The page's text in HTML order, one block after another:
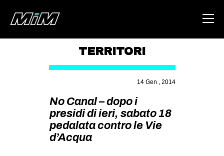
AREA
DEGENERAZIONE
GAZA FREESTYLE
TERRITORI
14 Gen , 2014
No Canal – dopo i
presidi di ieri, sabato 18
pedalata contro le Vie
d’Acqua